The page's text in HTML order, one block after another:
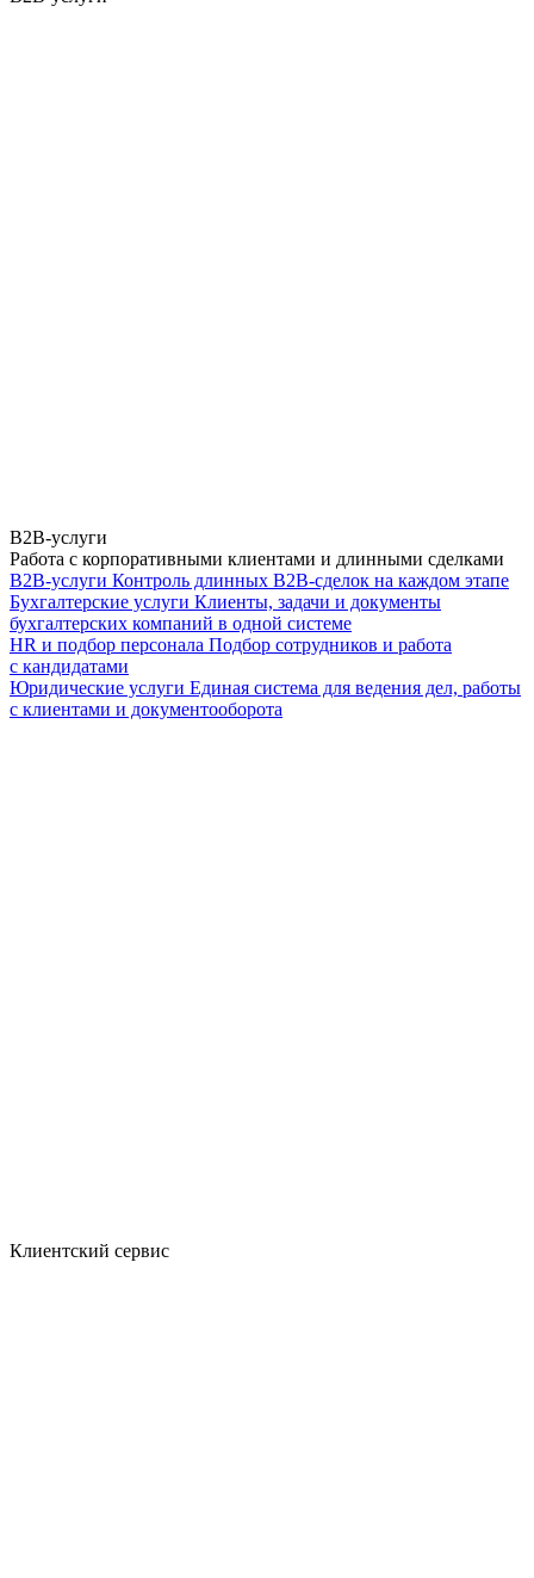
B2B-услуги
Работа с корпоративными клиентами и длинными сделками
B2B-услуги Контроль длинных B2B-сделок на каждом этапе
Бухгалтерские услуги Клиенты, задачи и документы
бухгалтерских компаний в одной системе
HR и подбор персонала Подбор сотрудников и работа
с кандидатами
Юридические услуги Единая система для ведения дел, работы
с клиентами и документооборота
Клиентский сервис